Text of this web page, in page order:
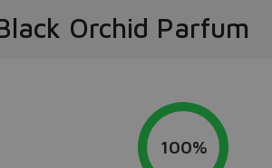
Orchid Parfum
100%